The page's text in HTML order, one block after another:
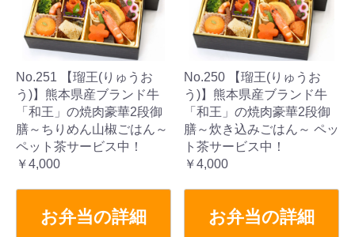
No.251 【瑠王(りゅうお
う)】熊本県産ブランド牛
「和王」の焼肉豪華2段御
膳～ちりめん山椒ごはん～
ペット茶サービス中！
￥4,000
お弁当の詳細
No.250 【瑠王(りゅうお
う)】熊本県産ブランド牛
「和王」の焼肉豪華2段御
膳～炊き込みごはん～ ペッ
ト茶サービス中！
￥4,000
お弁当の詳細